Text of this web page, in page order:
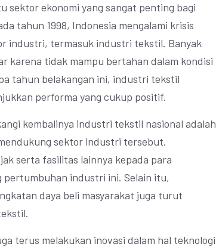
sektor ekonomi yang sangat penting bagi
tahun 1998, Indonesia mengalami krisis
industri, termasuk industri tekstil. Banyak
karena tidak mampu bertahan dalam kondisi
tahun belakangan ini, industri tekstil
performa yang cukup positif.
kembalinya industri tekstil nasional adalah
sektor industri tersebut.
serta fasilitas lainnya kepada para
industri ini. Selain itu,
daya beli masyarakat juga turut
terus melakukan inovasi dalam hal teknologi